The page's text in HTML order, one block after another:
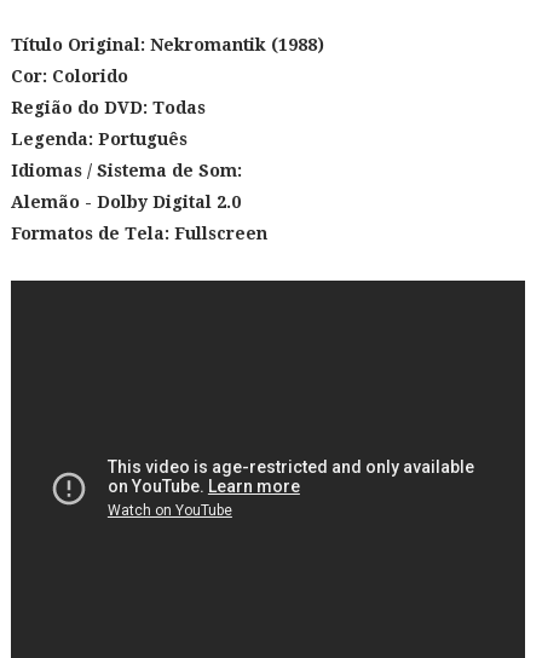
Título Original: Nekromantik (1988)
Cor: Colorido
Região do DVD: Todas
Legenda: Português
Idiomas / Sistema de Som:
Alemão - Dolby Digital 2.0
Formatos de Tela: Fullscreen